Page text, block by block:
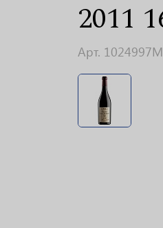
2011
Арт. 1024997M